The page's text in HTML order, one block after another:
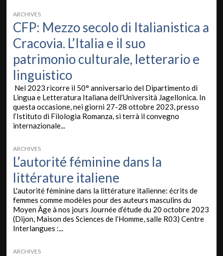
ARCHIVES
CFP: Mezzo secolo di Italianistica a
Cracovia. L’Italia e il suo
patrimonio culturale, letterario e
linguistico
Nel 2023 ricorre il 50° anniversario del Dipartimento di
Lingua e Letteratura Italiana dell’Università Jagellonica. In
questa occasione, nei giorni 27-28 ottobre 2023, presso
l’Istituto di Filologia Romanza, si terrà il convegno
internazionale...
ARCHIVES
L’autorité féminine dans la
littérature italiene
L'autorité féminine dans la littérature italienne: écrits de
femmes comme modèles pour des auteurs masculins du
Moyen Âge à nos jours Journée d’étude du 20 octobre 2023
(Dijon, Maison des Sciences de l’Homme, salle R03) Centre
Interlangues :...
ARCHIVES